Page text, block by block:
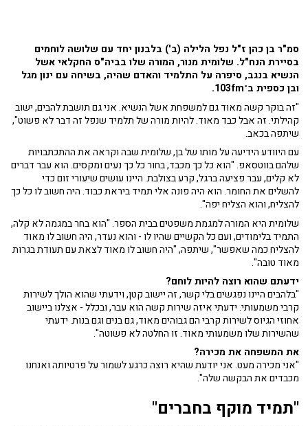
סמ"ר בן כהן ז"ל נפל הלילה (ב') בלבנון יחד עם שלושה לוחמים
בסיירת הנח"ל. שלומית מנור, המורה שלו בביה"ס החקלאי אשל
הנשיא בנגב, סיפרה על התלמיד והאדם שהיה, בשיחה עם ינון מגל
ובן כספית ב־103fm.
"זה בוקר קשה מאוד גם למשפחת אשל הנשיא. אני גם תושבת להבים, ישוב
קהילתי. זה אבל כבד מאוד. להיות מורה של תלמיד שנפל זה דבר לא פשוט",
שיתפה בכאב.
עם היוודע הידיעה על מותו של בן, שלומית שבה וקראה את ההתכתבויות
שלהם בווטסאפ. "הוא כל כך מכבד, בחור כל כך נעים ומקסים. הוא עבר דברים
לא קלים, עבר פציעה ברגל, קרע בצולבת. היינו עושים שיעורי זום כדי
להשלים את החומר. הוא היה פונה אלי תמיד ביראת כבוד. היה חשוב לו כל כך
להצליח, והוא הצליח יפה".
שלומית היא המורה למגמת משפטים בבית הספר. "הוא בחר במגמה לא קלה,
התמיד בלימודים, ועם כל הקשיים שהיו לו - והוא נעדר, היה חשוב לו מאוד
להצליח כמה שאפשר", שיתפה, "היה חשוב לו מאוד לצאת עם תעודת בגרות
מאוד טובה".
ידעתם שהוא רוצה להיות לוחם?
"בלהבים היינו נפגשים בלי קשר, זה יישוב קטן, וידעתי שהוא הולך לשירות
קרבי משמעותי. ידעתי איזה שירות קשה הוא עבר, ובכלל - אצלנו ביישוב
אחוזי הגיוס לשירות קרבי הם גבוהים מאוד, גם בנים וגם בנות. ידעתי
שהשירות שלו משמעותי מאוד. זו החלטה לא פשוטה".
את המשפחה את מכירה?
"אני מכירה מעט. אני יודעת שהיא רוצה כרגע לשמור על פרטיותה ואנחנו
מכבדים את הבקשה שלה".
"תמיד מוקף בחברים"